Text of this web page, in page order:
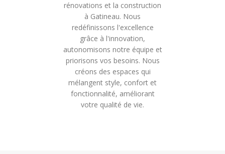
rénovations et la construction
à Gatineau. Nous
redéfinissons l'excellence
grâce à l'innovation,
autonomisons notre équipe et
priorisons vos besoins. Nous
créons des espaces qui
mélangent style, confort et
fonctionnalité, améliorant
votre qualité de vie.